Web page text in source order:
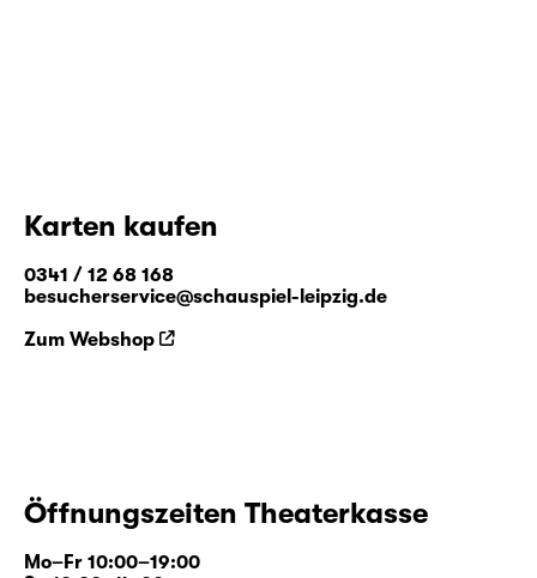
Karten kaufen
0341 / 12 68 168
besucherservice@schauspiel-leipzig.de
Zum Webshop
Öffnungszeiten Theaterkasse
Mo–Fr 10:00–19:00